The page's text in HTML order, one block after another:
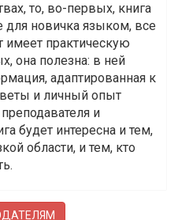
то, во-первых, книга
новичка языком, все
имеет практическую
она полезна: в ней
адаптированная к
и личный опыт
и
будет интересна и тем,
области, и тем, кто